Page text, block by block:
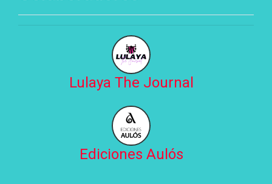
Lulaya The Journal
Ediciones Aulós